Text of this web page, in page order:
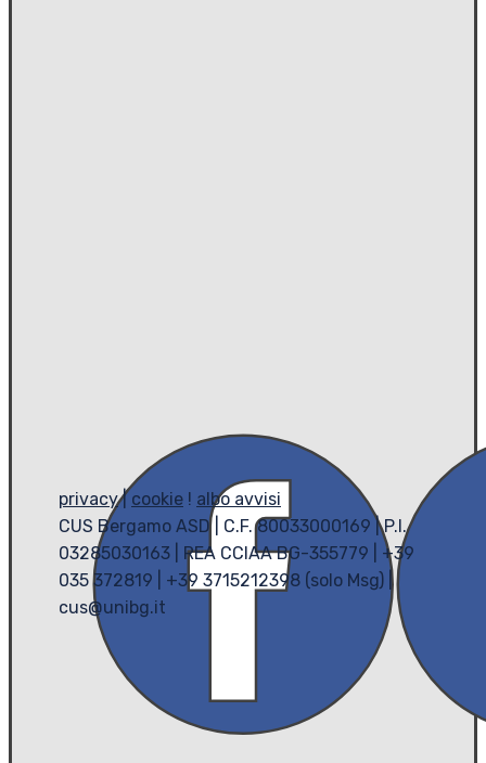
privacy|cookie ! albo avvisi
CUS Bergamo ASD | C.F. 80033000169 | P.I.
03285030163 | REA CCIAA BG-355779 | +39
035 372819 | +39 3715212398 (solo Msg) |
cus@unibg.it